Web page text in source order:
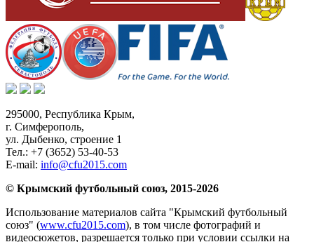
295000, Республика Крым,
г. Симферополь,
ул. Дыбенко, строение 1
Тел.: +7 (3652) 53-40-53
E-mail: info@cfu2015.com
© Крымский футбольный союз, 2015-2026
Использование материалов сайта "Крымский футбольный
союз" (www.cfu2015.com), в том числе фотографий и
видеосюжетов, разрешается только при условии ссылки на